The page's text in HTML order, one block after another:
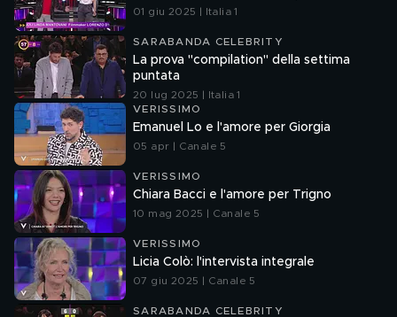
01 giu 2025 | Italia 1
SARABANDA CELEBRITY
La prova "compilation" della settima
puntata
20 lug 2025 | Italia 1
VERISSIMO
Emanuel Lo e l'amore per Giorgia
05 apr | Canale 5
VERISSIMO
Chiara Bacci e l'amore per Trigno
10 mag 2025 | Canale 5
VERISSIMO
Licia Colò: l'intervista integrale
07 giu 2025 | Canale 5
SARABANDA CELEBRITY